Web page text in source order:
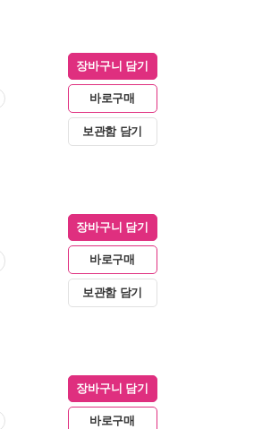
장바구니 담기
바로구매
보관함 담기
장바구니 담기
바로구매
보관함 담기
장바구니 담기
바로구매